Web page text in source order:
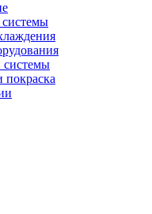
системы
покраска